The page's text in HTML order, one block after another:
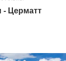
- Церматт